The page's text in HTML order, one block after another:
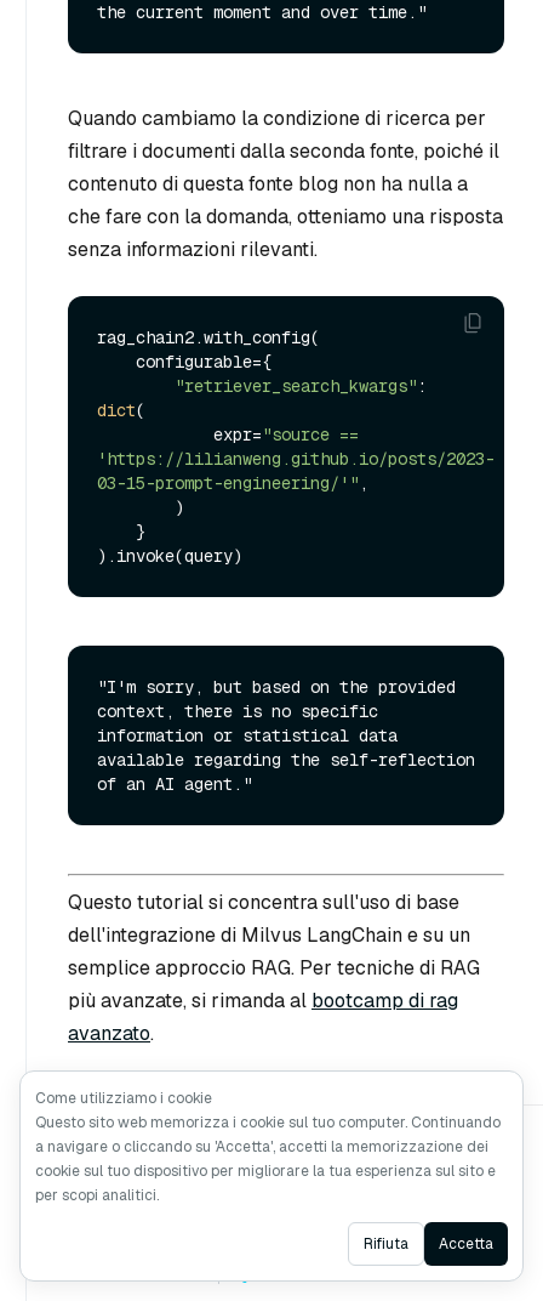
Quando cambiamo la condizione di ricerca per
filtrare i documenti dalla seconda fonte, poiché il
contenuto di questa fonte blog non ha nulla a
che fare con la domanda, otteniamo una risposta
senza informazioni rilevanti.
rag_chain2.with_config(
"retriever_search_kwargs"
dict(
            expr=
"source ==
'https://lilianweng.github.io/posts/2023-
03-15-prompt-engineering/'" ,
"I'm sorry, but based on the provided
context, there is no specific
information or statistical data
available regarding the self-reflection
Questo tutorial si concentra sull'uso di base
dell'integrazione di Milvus LangChain e su un
semplice approccio RAG. Per tecniche di RAG
più avanzate, si rimanda al bootcamp di rag
avanzato.
Ask AI
Come utilizziamo i cookie
Questo sito web memorizza i cookie sul tuo computer. Continuando
a navigare o cliccando su 'Accetta', accetti la memorizzazione dei
cookie sul tuo dispositivo per migliorare la tua esperienza sul sito e
per scopi analitici.
Rifiuta Accetta